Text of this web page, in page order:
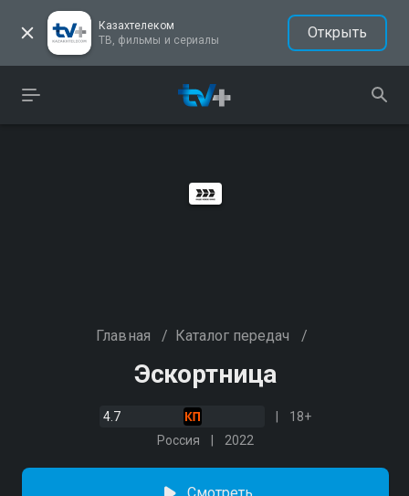
Казахтелеком
ТВ, фильмы и сериалы
Открыть
Главная / Каталог передач /
Эскортница
4.7
18+
Россия
2022